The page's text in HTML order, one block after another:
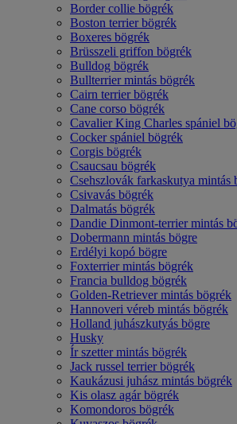
Border collie bögrék
Boston terrier bögrék
Boxeres bögrék
Brüsszeli griffon bögrék
Bulldog bögrék
Bullterrier mintás bögrék
Cairn terrier bögrék
Cane corso bögrék
Cavalier King Charles spániel
Cocker spániel bögrék
Corgis bögrék
Csaucsau bögrék
Csehszlovák farkaskutya mintás
Csivavás bögrék
Dalmatás bögrék
Dandie Dinmont-terrier mintás
Dobermann mintás bögre
Erdélyi kopó bögre
Foxterrier mintás bögrék
Francia bulldog bögrék
Golden-Retriever mintás bögrék
Hannoveri véreb mintás bögrék
Holland juhászkutyás bögre
Husky
Ír szetter mintás bögrék
Jack russel terrier bögrék
Kaukázusi juhász mintás bögrék
Kis olasz agár bögrék
Komondoros bögrék